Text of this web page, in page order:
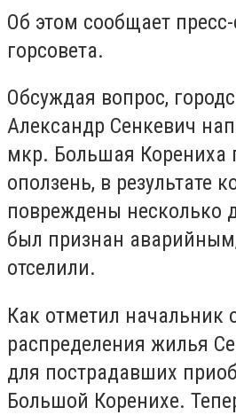
Об этом сообщает
горсовета.
Обсуждая вопрос,
Александр Сенкевич
мкр. Большая Корениха
оползень, в результате
повреждены несколько
был признан
отселили.
Как отметил начальник
распределения жилья
для пострадавших
Большой Коренихе.